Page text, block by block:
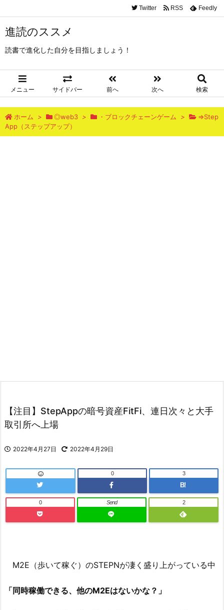
進読のススメ
読書で進化した自分を目指しましょう！
メニュー サイドバー 前へ 次へ 検索
Twitter RSS Feedly
ホーム > ◎web3 > ・ブロックチェーンゲーム >
⇒Step
App（ステップアップ）
【注目】StepAppの暗号資産FitFi、連日次々と大手
取引所へ上場
2022年4月27日 2022年4月29日
0
B!
3
0 Send 2
M2E（歩いて稼ぐ）のSTEPNが凄く盛り上がっている中
「同時稼働できる、他のM2Eはないかな？」